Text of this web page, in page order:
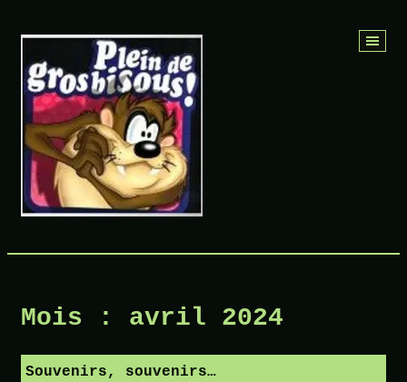
content
Mois : avril 2024
Souvenirs, souvenirs…